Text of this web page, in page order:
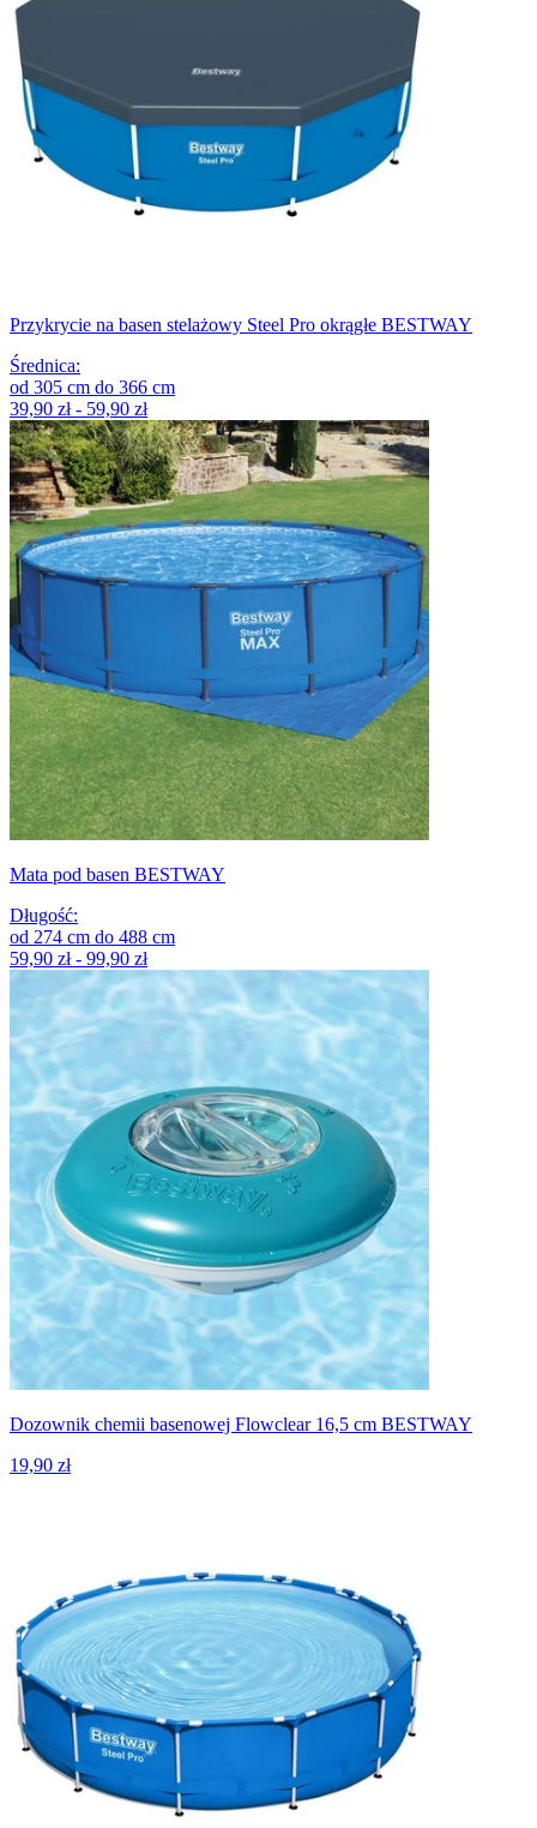
Przykrycie na basen stelażowy Steel Pro okrągłe BESTWAY
Średnica:
od 305 cm do 366 cm
39,90 zł - 59,90 zł
Mata pod basen BESTWAY
Długość:
od 274 cm do 488 cm
59,90 zł - 99,90 zł
Dozownik chemii basenowej Flowclear 16,5 cm BESTWAY
19,90 zł